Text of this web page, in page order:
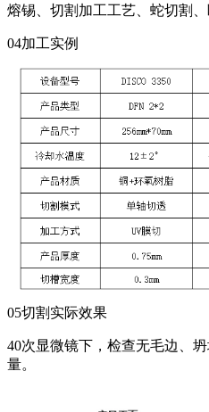
熔锡、切割加工工艺、蛇切割
04加工实例
05切割实际效果
40次显微镜下，检查无毛边、
量。